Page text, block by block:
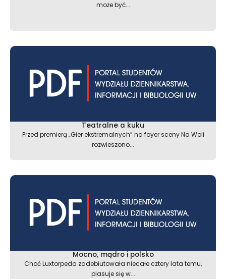
może być...
Teatralne a kuku
Przed premierą „Gier ekstremalnych” na foyer sceny Na Woli
rozwieszono...
Mocno, mądro i polsko
Choć Luxtorpeda zadebiutowała niecałe cztery lata temu,
plasuje się w...